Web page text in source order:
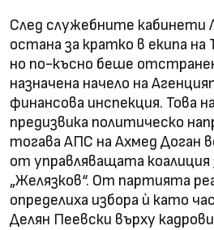
След служебните кабинети
остана за кратко в екипа
но по-късно беше
назначена начело на
финансова инспекция. Това
предизвика политическо
тогава АПС на Ахмед Доган
от управляващата коалиция
„Желязков“. От партията
определиха избора ѝ като
Делян Пеевски върху